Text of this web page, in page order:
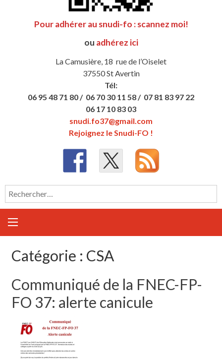
Pour adhérer au snudi-fo : scannez moi!
ou adhérez ici
La Camusière, 18 rue de l’Oiselet
37550 St Avertin
Tél:
06 95 48 71 80 / 06 70 30 11 58 / 07 81 83 97 22
06 17 10 83 03
snudi.fo37@gmail.com
Rejoignez le Snudi-FO !
Rechercher :
Catégorie : CSA
Communiqué de la FNEC-FP-
FO 37: alerte canicule